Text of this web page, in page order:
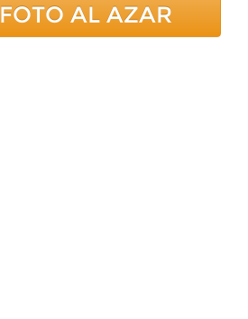
FOTO AL AZAR